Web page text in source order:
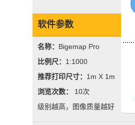
软件参数
名称： Bigemap Pro
比例尺： 1:1000
推荐打印尺寸： 1m X 1m
浏览次数： 10次
级别越高，图像质量越好